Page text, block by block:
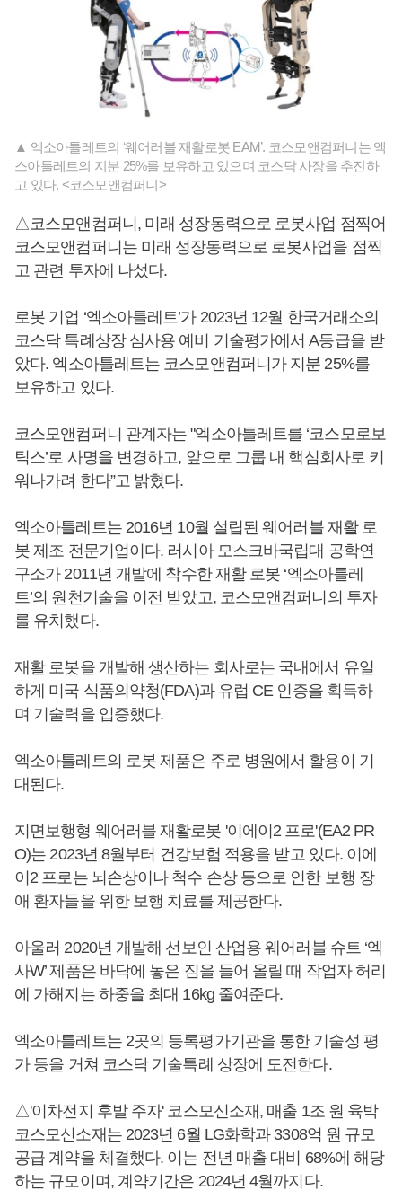
▲ 엑소아틀레트의 ‘웨어러블 재활로봇 EAM’. 코스모앤컴퍼니는 엑
스아틀레트의 지분 25%를 보유하고 있으며 코스닥 사장을 추진하
고 있다. <코스모앤컴퍼니>
△코스모앤컴퍼니, 미래 성장동력으로 로봇사업 점찍어
코스모앤컴퍼니는 미래 성장동력으로 로봇사업을 점찍
고 관련 투자에 나섰다.
로봇 기업 ‘엑소아틀레트’가 2023년 12월 한국거래소의
코스닥 특례상장 심사용 예비 기술평가에서 A등급을 받
았다. 엑소아틀레트는 코스모앤컴퍼니가 지분 25%를
보유하고 있다.
코스모앤컴퍼니 관계자는 "엑소아틀레트를 ‘코스모로보
틱스’로 사명을 변경하고, 앞으로 그룹 내 핵심회사로 키
워나가려 한다”고 밝혔다.
엑소아틀레트는 2016년 10월 설립된 웨어러블 재활 로
봇 제조 전문기업이다. 러시아 모스크바국립대 공학연
구소가 2011년 개발에 착수한 재활 로봇 ‘엑소아틀레
트’의 원천기술을 이전 받았고, 코스모앤컴퍼니의 투자
를 유치했다.
재활 로봇을 개발해 생산하는 회사로는 국내에서 유일
하게 미국 식품의약청(FDA)과 유럽 CE 인증을 획득하
며 기술력을 입증했다.
엑소아틀레트의 로봇 제품은 주로 병원에서 활용이 기
대된다.
지면보행형 웨어러블 재활로봇 '이에이2 프로'(EA2 PR
O)는 2023년 8월부터 건강보험 적용을 받고 있다. 이에
이2 프로는 뇌손상이나 척수 손상 등으로 인한 보행 장
애 환자들을 위한 보행 치료를 제공한다.
아울러 2020년 개발해 선보인 산업용 웨어러블 슈트 ‘엑
사W’ 제품은 바닥에 놓은 짐을 들어 올릴 때 작업자 허리
에 가해지는 하중을 최대 16kg 줄여준다.
엑소아틀레트는 2곳의 등록평가기관을 통한 기술성 평
가 등을 거쳐 코스닥 기술특례 상장에 도전한다.
△'이차전지 후발 주자' 코스모신소재, 매출 1조 원 육박
코스모신소재는 2023년 6월 LG화학과 3308억 원 규모
공급 계약을 체결했다. 이는 전년 매출 대비 68%에 해당
하는 규모이며, 계약기간은 2024년 4월까지다.